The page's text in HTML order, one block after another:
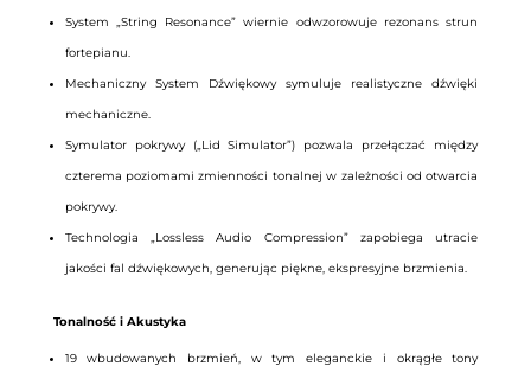
System „String Resonance” wiernie odwzorowuje rezonans strun
fortepianu.
Mechaniczny System Dźwiękowy symuluje realistyczne dźwięki
mechaniczne.
Symulator pokrywy („Lid Simulator”) pozwala przełączać między
czterema poziomami zmienności tonalnej w zależności od otwarcia
pokrywy.
Technologia „Lossless Audio Compression” zapobiega utracie
jakości fal dźwiękowych, generując piękne, ekspresyjne brzmienia.
Tonalność i Akustyka
19 wbudowanych brzmień, w tym eleganckie i okrągłe tony